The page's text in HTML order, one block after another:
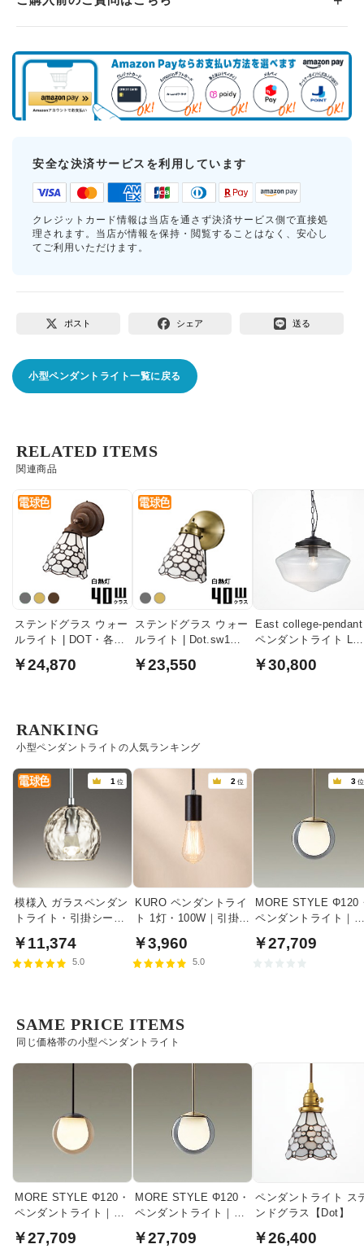
安全な決済サービスを利用しています
クレジットカード情報は当店を通さず決済サービス側で直接処
理されます。当店が情報を保持・閲覧することはなく、安心し
てご利用いただけます。
ポスト シェア 送る
小型ペンダントライト一覧に戻る
関連商品
RELATED ITEMS
ステンドグラス ウォー
ルライト | DOT・各2
￥24,870
ステンドグラス ウォー
ルライト | Dot.sw1・
￥23,550
East college-pendant
ペンダントライト Lサ
アガラス
￥30,800
小型ペンダントライトの人気ランキング
RANKING
1 位
模様入 ガラスペンダン
トライト・引掛シーリ
￥11,374
5.0
2 位
KURO ペンダントライ
ト 1灯・100W｜引掛シ
￥3,960
5.0
3 位
MORE STYLE Φ120
ペンダントライト｜
￥27,709
同じ価格帯の小型ペンダントライト
SAME PRICE ITEMS
MORE STYLE Φ120・
ペンダントライト｜ア
￥27,709
MORE STYLE Φ120・
ペンダントライト｜ス
￥27,709
ペンダントライト ス
ンドグラス【Dot】
￥26,400